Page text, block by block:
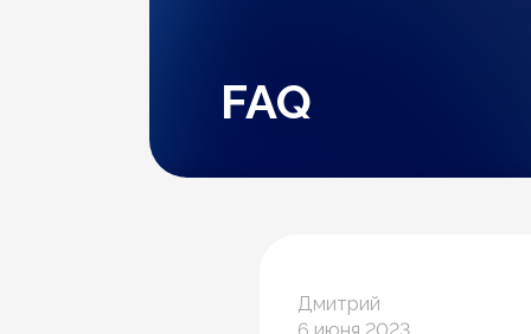
FAQ
Дмитрий